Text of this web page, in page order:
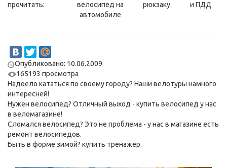
прочитать:
велосипед на
автомобиле
рюкзаку
и ПДД
Опубликовано: 10.06.2009
165193 просмотра
Надоело кататься по своему городу? Наши велотуры намного
интересней!
Нужен велосипед? Отличный выход - купить велосипед у нас
в веломагазине!
Сломался велосипед? Это не проблема - у нас в магазине есть
ремонт велосипедов.
Быть в форме зимой? купить тренажер.